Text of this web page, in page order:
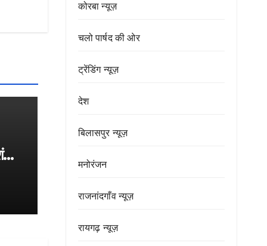
कोरबा न्यूज़
चलो पार्षद की ओर
ट्रेंडिंग न्यूज़
देश
बिलासपुर न्यूज़
मनोरंजन
राजनांदगाँव न्यूज़
रायगढ़ न्यूज़